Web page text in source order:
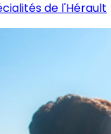
de l'Hérault